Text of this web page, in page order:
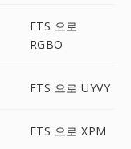
FTS 으로
RGBO
FTS 으로 UYVY
FTS 으로 XPM